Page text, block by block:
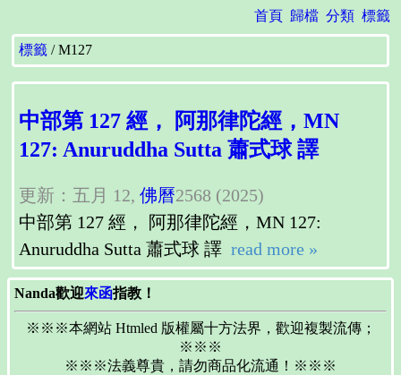
首頁 歸檔 分類 標籤
標籤 M127
中部第 127 經， 阿那律陀經，MN
127: Anuruddha Sutta 蕭式球 譯
更新：五月 12, 佛曆2568 (2025)
中部第 127 經， 阿那律陀經，MN 127:
Anuruddha Sutta 蕭式球 譯 read more »
Nanda歡迎來函指教！
※※※本網站 Htmled 版權屬十方法界，歡迎複製流傳；
※※※
※※※法義尊貴，請勿商品化流通！※※※